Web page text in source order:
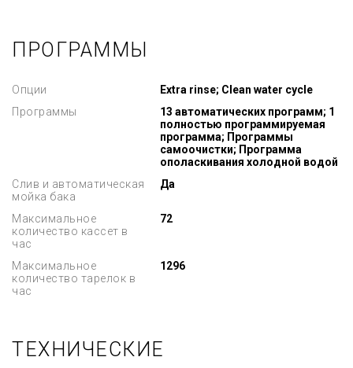
ПРОГРАММЫ
Опции
Extra rinse; Clean water cycle
Программы
13 автоматических программ; 1
полностью программируемая
программа; Программы
самоочистки; Программа
ополаскивания холодной водой
Слив и автоматическая
мойка бака
Да
Максимальное
количество кассет в
час
72
Максимальное
количество тарелок в
час
1296
ТЕХНИЧЕСКИЕ